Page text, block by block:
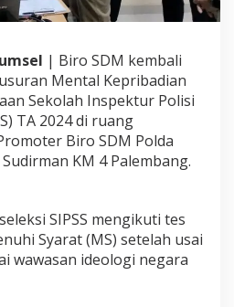
| Biro SDM kembali
Mental Kepribadian
Sekolah Inspektur Polisi
TA 2024 di ruang
Biro SDM Polda
KM 4 Palembang.
SIPSS mengikuti tes
Syarat (MS) setelah usai
wawasan ideologi negara